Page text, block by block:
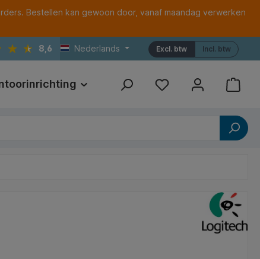
Bestellen kan gewoon door, vanaf maandag verwerken
8,6 Nederlands Incl. btw
Excl. btw
Print Referenties